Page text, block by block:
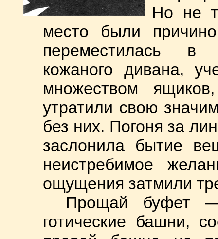
Но не
место были
переместилась в
кожаного дивана,
множеством
утратили свою
без них. Погоня за
заслонила бытие
неистребимое
ощущения затмили
Прощай буфет
готические башни,